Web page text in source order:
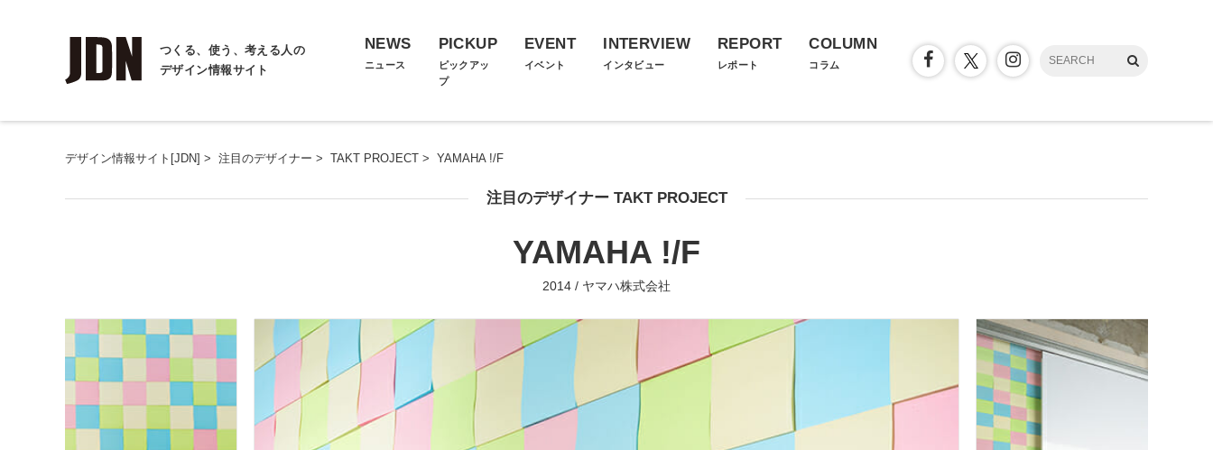
つくる、使う、考える人の
デザイン情報サイト
NEWS
ニュース
PICKUP
ピックアッ
プ
EVENT
イベント
INTERVIEW
インタビュー
REPORT
レポート
COLUMN
コラム
デザイン情報サイト[JDN] > 注目のデザイナー > TAKT PROJECT > YAMAHA !/F
注目のデザイナー TAKT PROJECT
YAMAHA !/F
2014 / ヤマハ株式会社